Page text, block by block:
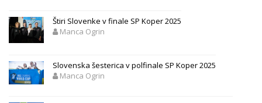
Štiri Slovenke v finale SP Koper 2025
Manca Ogrin
Slovenska šesterica v polfinale SP Koper 2025
Manca Ogrin